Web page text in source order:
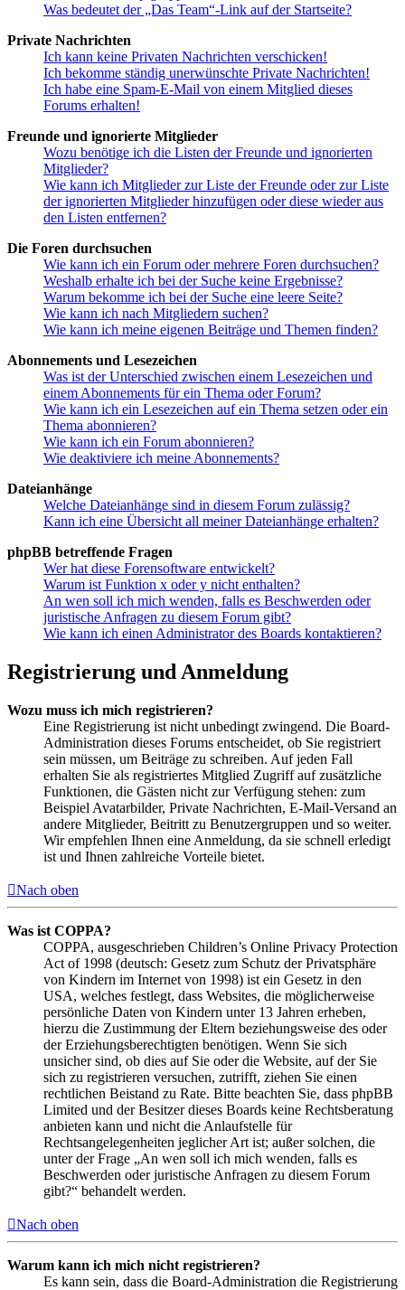
Was bedeutet der „Das Team“-Link auf der Startseite?
Private Nachrichten
Ich kann keine Privaten Nachrichten verschicken!
Ich bekomme ständig unerwünschte Private Nachrichten!
Ich habe eine Spam-E-Mail von einem Mitglied dieses
Forums erhalten!
Freunde und ignorierte Mitglieder
Wozu benötige ich die Listen der Freunde und ignorierten
Mitglieder?
Wie kann ich Mitglieder zur Liste der Freunde oder zur Liste
der ignorierten Mitglieder hinzufügen oder diese wieder aus
den Listen entfernen?
Die Foren durchsuchen
Wie kann ich ein Forum oder mehrere Foren durchsuchen?
Weshalb erhalte ich bei der Suche keine Ergebnisse?
Warum bekomme ich bei der Suche eine leere Seite?
Wie kann ich nach Mitgliedern suchen?
Wie kann ich meine eigenen Beiträge und Themen finden?
Abonnements und Lesezeichen
Was ist der Unterschied zwischen einem Lesezeichen und
einem Abonnements für ein Thema oder Forum?
Wie kann ich ein Lesezeichen auf ein Thema setzen oder ein
Thema abonnieren?
Wie kann ich ein Forum abonnieren?
Wie deaktiviere ich meine Abonnements?
Dateianhänge
Welche Dateianhänge sind in diesem Forum zulässig?
Kann ich eine Übersicht all meiner Dateianhänge erhalten?
phpBB betreffende Fragen
Wer hat diese Forensoftware entwickelt?
Warum ist Funktion x oder y nicht enthalten?
An wen soll ich mich wenden, falls es Beschwerden oder
juristische Anfragen zu diesem Forum gibt?
Wie kann ich einen Administrator des Boards kontaktieren?
Registrierung und Anmeldung
Wozu muss ich mich registrieren?
Eine Registrierung ist nicht unbedingt zwingend. Die Board-
Administration dieses Forums entscheidet, ob Sie registriert
sein müssen, um Beiträge zu schreiben. Auf jeden Fall
erhalten Sie als registriertes Mitglied Zugriff auf zusätzliche
Funktionen, die Gästen nicht zur Verfügung stehen: zum
Beispiel Avatarbilder, Private Nachrichten, E-Mail-Versand an
andere Mitglieder, Beitritt zu Benutzergruppen und so weiter.
Wir empfehlen Ihnen eine Anmeldung, da sie schnell erledigt
ist und Ihnen zahlreiche Vorteile bietet.
Nach oben
Was ist COPPA?
COPPA, ausgeschrieben Children’s Online Privacy Protection
Act of 1998 (deutsch: Gesetz zum Schutz der Privatsphäre
von Kindern im Internet von 1998) ist ein Gesetz in den
USA, welches festlegt, dass Websites, die möglicherweise
persönliche Daten von Kindern unter 13 Jahren erheben,
hierzu die Zustimmung der Eltern beziehungsweise des oder
der Erziehungsberechtigten benötigen. Wenn Sie sich
unsicher sind, ob dies auf Sie oder die Website, auf der Sie
sich zu registrieren versuchen, zutrifft, ziehen Sie einen
rechtlichen Beistand zu Rate. Bitte beachten Sie, dass phpBB
Limited und der Besitzer dieses Boards keine Rechtsberatung
anbieten kann und nicht die Anlaufstelle für
Rechtsangelegenheiten jeglicher Art ist; außer solchen, die
unter der Frage „An wen soll ich mich wenden, falls es
Beschwerden oder juristische Anfragen zu diesem Forum
gibt?“ behandelt werden.
Nach oben
Warum kann ich mich nicht registrieren?
Es kann sein, dass die Board-Administration die Registrierung